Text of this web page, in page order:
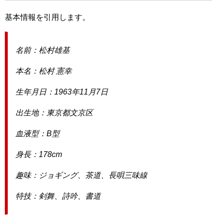
基本情報を引用します。
名前：松村雄基
本名：松村 憲幸
生年月日：1963年11月7日
出生地：東京都文京区
血液型：B型
身長：178cm
趣味：ジョギング、茶道、長唄三味線
特技：剣舞、詩吟、書道